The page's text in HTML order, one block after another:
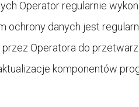
Operator regularnie
ochrony danych jest
Operatora do
komponentów